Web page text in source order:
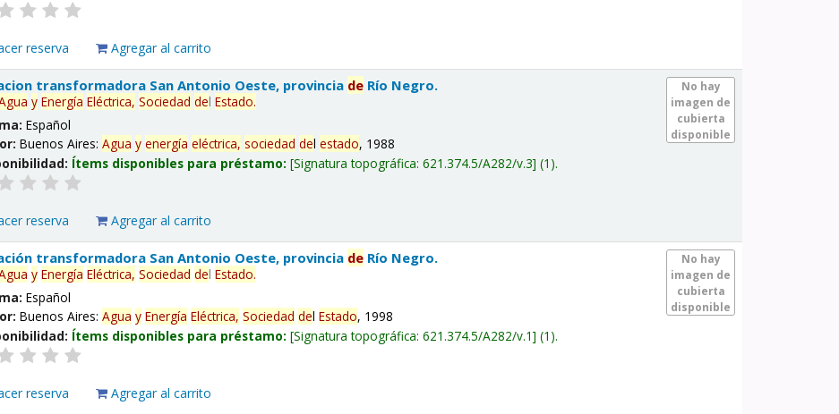
reserva Agregar al carrito
No hay
imagen de
cubierta
disponible
transformadora San Antonio Oeste, provincia de Río Negro.
y Energía Eléctrica, Sociedad delEstado.
Español
Buenos Aires:Agua y energía eléctrica, sociedad delestado, 1988
Ítems disponibles para préstamo: Signatura topográfica:621.374.5/A282/v.3 (1).
reserva Agregar al carrito
No hay
imagen de
cubierta
disponible
transformadora San Antonio Oeste, provincia de Río Negro.
y Energía Eléctrica, Sociedad delEstado.
Español
Buenos Aires:Agua y Energía Eléctrica, Sociedad delEstado, 1998
Ítems disponibles para préstamo: Signatura topográfica:621.374.5/A282/v.1 (1).
reserva Agregar al carrito